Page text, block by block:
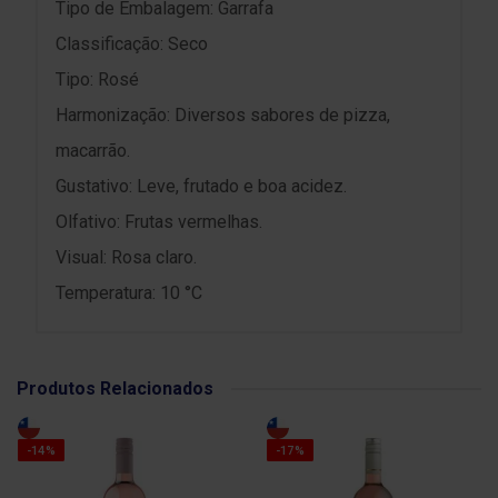
Tipo de Embalagem: Garrafa
Classificação: Seco
Tipo: Rosé
Harmonização: Diversos sabores de pizza,
macarrão.
Gustativo: Leve, frutado e boa acidez.
Olfativo: Frutas vermelhas.
Visual: Rosa claro.
Temperatura: 10 °C
Produtos Relacionados
-14% -17%